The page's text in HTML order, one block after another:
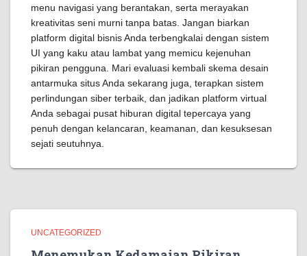
menu navigasi yang berantakan, serta merayakan
kreativitas seni murni tanpa batas. Jangan biarkan
platform digital bisnis Anda terbengkalai dengan sistem
UI yang kaku atau lambat yang memicu kejenuhan
pikiran pengguna. Mari evaluasi kembali skema desain
antarmuka situs Anda sekarang juga, terapkan sistem
perlindungan siber terbaik, dan jadikan platform virtual
Anda sebagai pusat hiburan digital tepercaya yang
penuh dengan kelancaran, keamanan, dan kesuksesan
sejati seutuhnya.
UNCATEGORIZED